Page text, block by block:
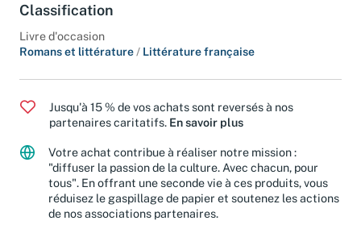
Classification
Livre d'occasion
Romans et littérature/ Littérature française
Jusqu'à 15 % de vos achats sont reversés à nos
partenaires caritatifs. En savoir plus
Votre achat contribue à réaliser notre mission :
"diffuser la passion de la culture. Avec chacun, pour
tous". En offrant une seconde vie à ces produits, vous
réduisez le gaspillage de papier et soutenez les actions
de nos associations partenaires.